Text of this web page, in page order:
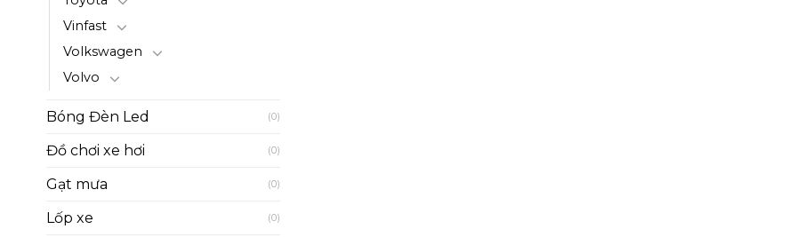
Vinfast
Volkswagen
Volvo
Bóng Đèn Led (0)
Đồ chơi xe hơi (0)
Gạt mưa (0)
Lốp xe (0)